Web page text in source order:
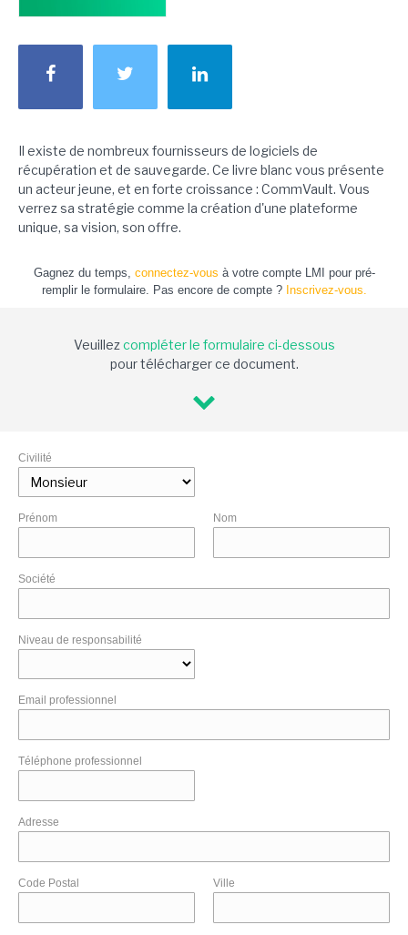
Il existe de nombreux fournisseurs de logiciels de
récupération et de sauvegarde. Ce livre blanc vous présente
un acteur jeune, et en forte croissance : CommVault. Vous
verrez sa stratégie comme la création d'une plateforme
unique, sa vision, son offre.
Gagnez du temps, connectez-vous à votre compte LMI pour pré-
remplir le formulaire. Pas encore de compte ? Inscrivez-vous.
Veuillezcompléter le formulaire ci-dessous
pour télécharger ce document.
Civilité
Prénom Nom
Société
Niveau de responsabilité
Email professionnel
Téléphone professionnel
Adresse
Code Postal Ville